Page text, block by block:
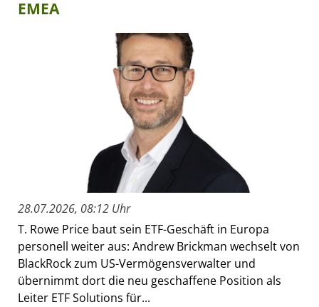
EMEA
28.07.2026, 08:12 Uhr
T. Rowe Price baut sein ETF-Geschäft in Europa
personell weiter aus: Andrew Brickman wechselt von
BlackRock zum US-Vermögensverwalter und
übernimmt dort die neu geschaffene Position als
Leiter ETF Solutions für...